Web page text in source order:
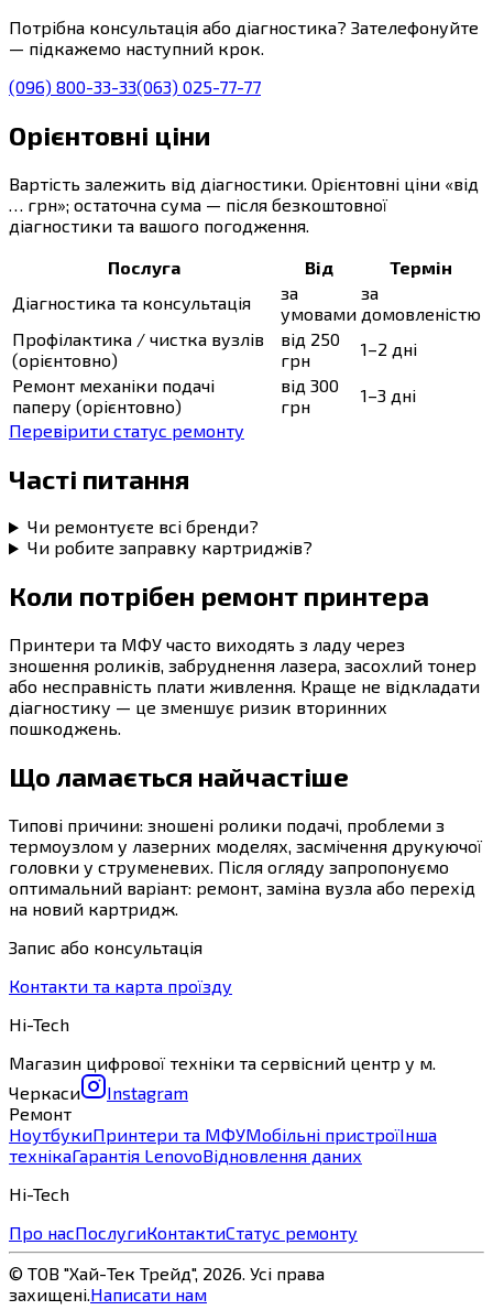
Потрібна консультація або діагностика? Зателефонуйте
— підкажемо наступний крок.
(096) 800-33-33(063) 025-77-77
Орієнтовні ціни
Вартість залежить від діагностики. Орієнтовні ціни «від
… грн»; остаточна сума — після безкоштовної
діагностики та вашого погодження.
Послуга
Від
Термін
Діагностика та консультація
за
умовами
за
домовленістю
Профілактика / чистка вузлів
(орієнтовно)
від 250
грн
1–2 дні
Ремонт механіки подачі
паперу (орієнтовно)
від 300
грн
1–3 дні
Перевірити статус ремонту
Часті питання
Чи ремонтуєте всі бренди?
Чи робите заправку картриджів?
Коли потрібен ремонт принтера
Принтери та МФУ часто виходять з ладу через
зношення роликів, забруднення лазера, засохлий тонер
або несправність плати живлення. Краще не відкладати
діагностику — це зменшує ризик вторинних
пошкоджень.
Що ламається найчастіше
Типові причини: зношені ролики подачі, проблеми з
термоузлом у лазерних моделях, засмічення друкуючої
головки у струменевих. Після огляду запропонуємо
оптимальний варіант: ремонт, заміна вузла або перехід
на новий картридж.
Запис або консультація
Контакти та карта проїзду
Hi-Tech
Магазин цифрової техніки та сервісний центр у м.
Черкаси
Instagram
Ремонт
НоутбукиПринтери та МФУМобільні пристроїІнша
технікаГарантія LenovoВідновлення даних
Hi-Tech
Про насПослугиКонтактиСтатус ремонту
© ТОВ "Хай-Тек Трейд", 2026. Усі права
захищені.Написати нам